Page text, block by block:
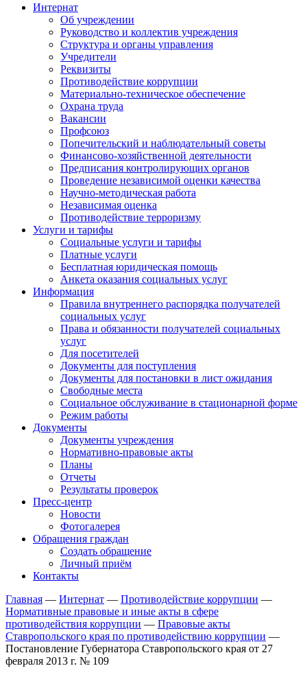
Интернат
Об учреждении
Руководство и коллектив учреждения
Структура и органы управления
Учредители
Реквизиты
Противодействие коррупции
Материально-техническое обеспечение
Охрана труда
Вакансии
Профсоюз
Попечительский и наблюдательный советы
Финансово-хозяйственной деятельности
Предписания контролирующих органов
Проведение независимой оценки качества
Научно-методическая работа
Независимая оценка
Противодействие терроризму
Услуги и тарифы
Социальные услуги и тарифы
Платные услуги
Бесплатная юридическая помощь
Анкета оказания социальных услуг
Информация
Правила внутреннего распорядка получателей
социальных услуг
Права и обязанности получателей социальных
услуг
Для посетителей
Документы для поступления
Документы для постановки в лист ожидания
Свободные места
Социальное обслуживание в стационарной форме
Режим работы
Документы
Документы учреждения
Нормативно-правовые акты
Планы
Отчеты
Результаты проверок
Пресс-центр
Новости
Фотогалерея
Обращения граждан
Создать обращение
Личный приём
Контакты
Главная — Интернат — Противодействие коррупции —
Нормативные правовые и иные акты в сфере
противодействия коррупции — Правовые акты
Ставропольского края по противодействию коррупции —
Постановление Губернатора Ставропольского края от 27
февраля 2013 г. № 109